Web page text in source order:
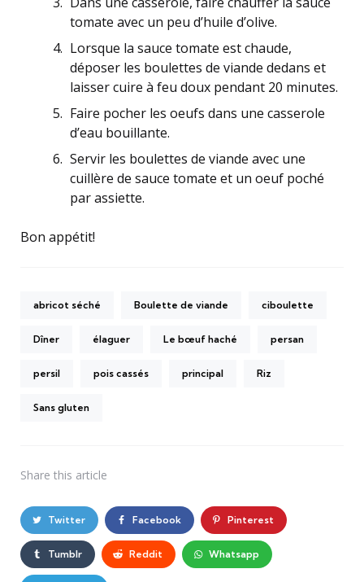
tomate avec un peu d’huile d’olive.
Lorsque la sauce tomate est chaude,
déposer les boulettes de viande dedans et
laisser cuire à feu doux pendant 20 minutes.
Faire pocher les oeufs dans une casserole
d’eau bouillante.
Servir les boulettes de viande avec une
cuillère de sauce tomate et un oeuf poché
par assiette.
Bon appétit!
abricot séché Boulette de viande ciboulette
Dîner élaguer Le bœuf haché persan
persil pois cassés principal Riz
Sans gluten
Share this article
Twitter Facebook Pinterest
Tumblr Reddit Whatsapp